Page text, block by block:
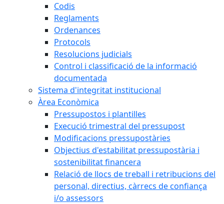
Codis
Reglaments
Ordenances
Protocols
Resolucions judicials
Control i classificació de la informació
documentada
Sistema d'integritat institucional
Àrea Econòmica
Pressupostos i plantilles
Execució trimestral del pressupost
Modificacions pressupostàries
Objectius d'estabilitat pressupostària i
sostenibilitat financera
Relació de llocs de treball i retribucions del
personal, directius, càrrecs de confiança
i/o assessors